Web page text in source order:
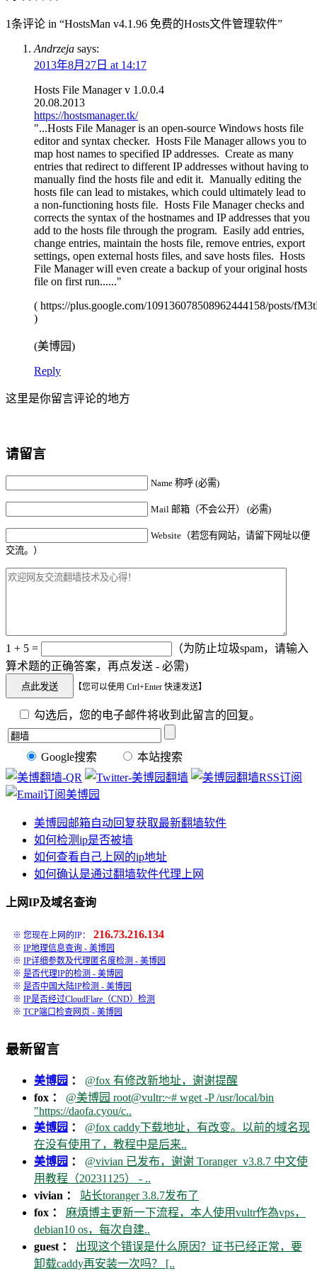
1条评论 in “HostsMan v4.1.96 免费的Hosts文件管理软件”
Andrzeja says:
2013年8月27日 at 14:17
Hosts File Manager v 1.0.0.4
20.08.2013
https://hostsmanager.tk/
"...Hosts File Manager is an open-source Windows hosts file
editor and syntax checker. Hosts File Manager allows you to
map host names to specified IP addresses. Create as many
entries that redirect to different IP addresses without having to
manually find the hosts file and edit it. Manually editing the
hosts file can lead to mistakes, which could ultimately lead to
a non-functioning hosts file. Hosts File Manager checks and
corrects the syntax of the hostnames and IP addresses that you
add to the hosts file through the program. Easily add entries,
change entries, maintain the hosts file, remove entries, export
settings, open external hosts files, and save hosts files. Hosts
File Manager will even create a backup of your original hosts
file on first run......"
( https://plus.google.com/109136078508962444158/posts/
)
(美博园)
Reply
这里是你留言评论的地方
请留言
Name 称呼 (必需)
Mail 邮箱（不会公开） (必需)
Website（若您有网站，请留下网址以便
交流。）
1 + 5 =
（为防止垃圾spam，请输入
算术题的正确答案，再点发送 - 必需)
【您可以使用 Ctrl+Enter 快速发送】
勾选后，您的电子邮件将收到此留言的回复。
Google搜索 本站搜索
美博园邮箱自动回复获取最新翻墙软件
如何检测ip是否被墙
如何查看自己上网的ip地址
如何确认是通过翻墙软件代理上网
上网IP及域名查询
※ 您现在上网的IP： 216.73.216.134
※ IP地理信息查询 - 美博园
※ IP详细参数及代理匿名度检测 - 美博园
※ 是否代理IP的检测 - 美博园
※ 是否中国大陆IP检测 - 美博园
※ IP是否经过CloudFlare（CND）检测
※ TCP端口检查网页 - 美博园
最新留言
美博园 ： @fox 有修改新地址，谢谢提醒
fox ： @美博园 root@vultr:~# wget -P /usr/local/bin
"https://daofa.cyou/c..
美博园 ： @fox caddy下载地址，有改变。以前的域名现
在没有使用了，教程中是后来..
美博园 ： @vivian 已发布，谢谢 Toranger_v3.8.7 中文使
用教程（20231125） - ..
vivian ： 站长toranger 3.8.7发布了
fox ： 麻煩博主更新一下流程，本人使用vultr作為vps，
debian10 os，每次自建..
guest ： 出现这个错误是什么原因？证书已经正常，要
卸载caddy再安装一次吗？ [..